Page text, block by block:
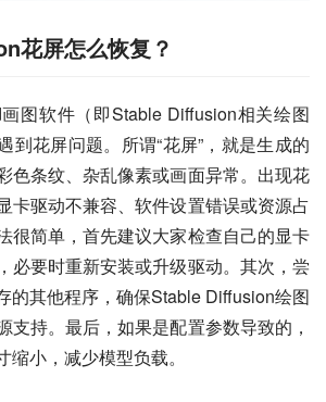
花屏怎么恢复？
图软件（即Stable Diffusion相关绘图
到花屏问题。所谓“花屏”，就是生成的
色条纹、杂乱像素或画面异常。出现花
卡驱动不兼容、软件设置错误或资源占
很简单，首先建议大家检查自己的显卡
必要时重新安装或升级驱动。其次，尝
的其他程序，确保Stable Diffusion绘图
支持。最后，如果是配置参数导致的，
小，减少模型负载。